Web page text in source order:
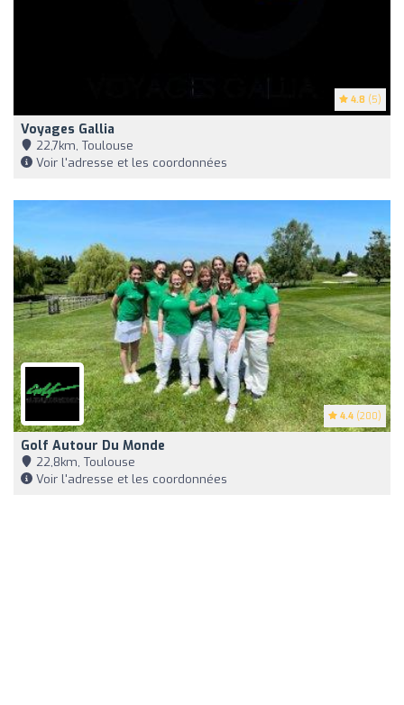
4.8 (5)
Voyages Gallia
22,7km, Toulouse
Voir l'adresse et les coordonnées
4.4 (200)
Golf Autour Du Monde
22,8km, Toulouse
Voir l'adresse et les coordonnées